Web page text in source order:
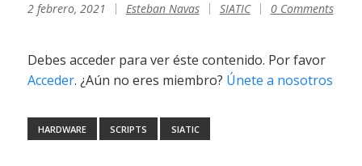
2 febrero, 2021 Esteban Navas SIATIC 0 Comments
Debes acceder para ver éste contenido. Por favor
Acceder. ¿Aún no eres miembro? Únete a nosotros
HARDWARE SCRIPTS SIATIC